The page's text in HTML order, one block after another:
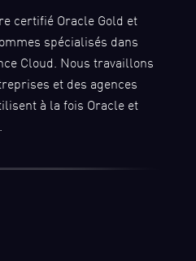
certifié Oracle Gold et
spécialisés dans
Cloud. Nous travaillons
et des agences
à la fois Oracle et